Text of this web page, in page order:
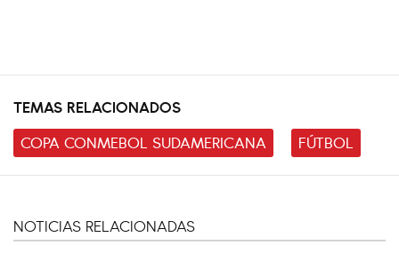
TEMAS RELACIONADOS
COPA CONMEBOL SUDAMERICANA
FÚTBOL
NOTICIAS RELACIONADAS